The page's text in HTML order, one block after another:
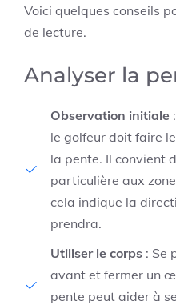
Voici quelques conseils
de lecture.
Analyser la
Observation initiale
le golfeur doit faire
la pente. Il convient
particulière aux
cela indique la
prendra.
Utiliser le corps : Se
avant et fermer un
pente peut aider à